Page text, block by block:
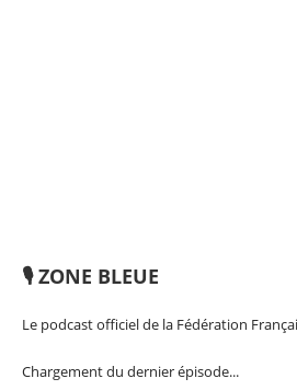
🎙️ ZONE BLEUE
Le podcast officiel de la Fédération
Chargement du dernier épisode...